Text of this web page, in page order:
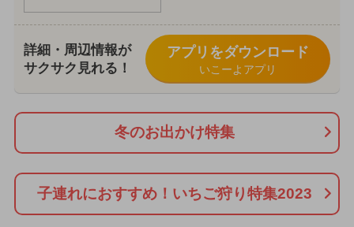
詳細・周辺情報が
サクサク見れる！
アプリをダウンロード
いこーよアプリ
冬のお出かけ特集
子連れにおすすめ！いちご狩り特集2023